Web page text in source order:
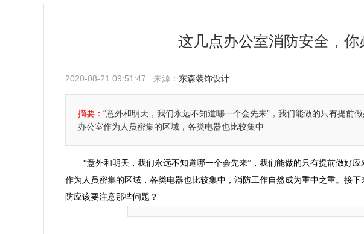
这几点办公室消防安全，你
2020-08-21 09:51:47 来源： 东森装饰设计
摘要： “意外和明天，我们永远不知道哪一个会先来”，我们能做的只有提前
办公室作为人员密集的区域，各类电器也比较集中
“意外和明天，我们永远不知道哪一个会先来”，我们能做的只有提前做好
作为人员密集的区域，各类电器也比较集中，消防工作自然成为重中之重。接
防应该要注意那些问题？